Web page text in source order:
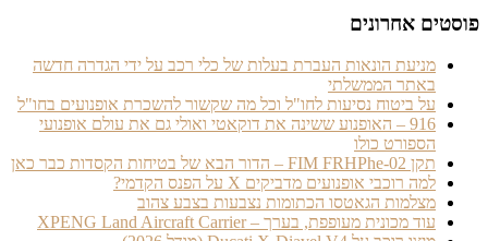
פוסטים אחרונים
מניעת הונאות העברת בעלות של כלי רכב על ידי הגדרה חדשה
באתר הממשלתי
על ביטוח נסיעות לחו"ל וכל מה שקשור להשכרת אופנועים בחו"ל
916 – האופנוע ששינה את דוקאטי ואולי גם את עולם אופנועי
הספורט כולו
תקן FIM FRHPhe-02 – הדור הבא של בטיחות הקסדות כבר כאן
למה רוכבי אופנועים מדביקים X על הפנס הקדמי?
מצלמות הגאטסו הכתומות נצבעות בצבע צהוב
עוד מכונית מעופפת, בערך – XPENG Land Aircraft Carrier